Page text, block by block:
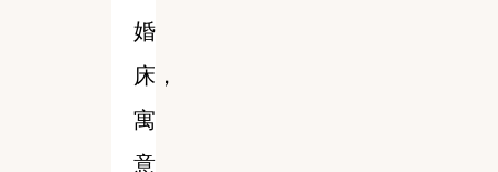
婚
床，
寓
意